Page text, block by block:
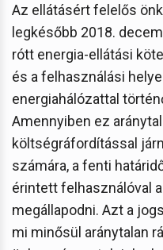
Az ellátásért felelős
legkésőbb 2018.
rótt energia-ellátási
és a felhasználási
energiahálózattal
Amennyiben ez
költségráfordítással
számára, a fenti
érintett felhasználóval
megállapodni. Azt a
mi minősül aránytalan